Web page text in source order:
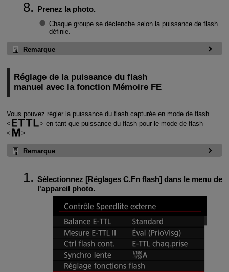
Prenez la photo.
Chaque groupe se déclenche selon la puissance de flash
définie.
Remarque
Réglage de la puissance du flash
manuel avec la fonction Mémoire FE
Vous pouvez régler la puissance du flash capturée en mode de flash
en tant que puissance du flash pour le mode de flash
.
Remarque
Sélectionnez [Réglages C.Fn flash] dans le menu de
l'appareil photo.